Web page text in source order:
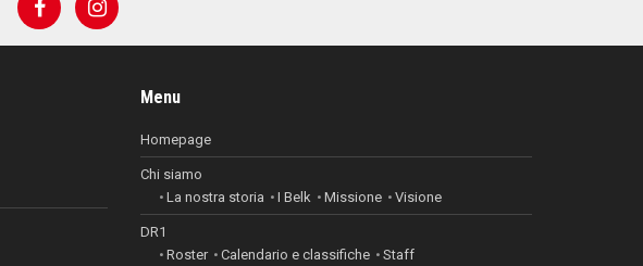
Menu
Homepage
Chi siamo
La nostra storia
I Belk Missione Visione
DR1
Roster
Calendario e classifiche Staff